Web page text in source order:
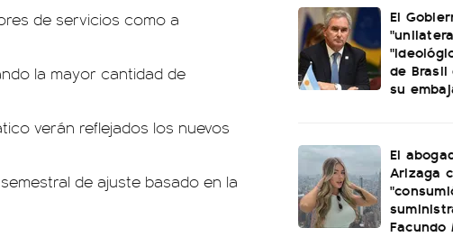
de servicios como a
la mayor cantidad de
verán reflejados los nuevos
de ajuste basado en la
El
de
su
El
Arizaga
Facundo